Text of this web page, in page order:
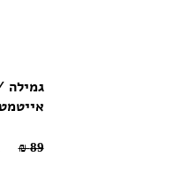
גמילה
89 ₪
80.1 ₪